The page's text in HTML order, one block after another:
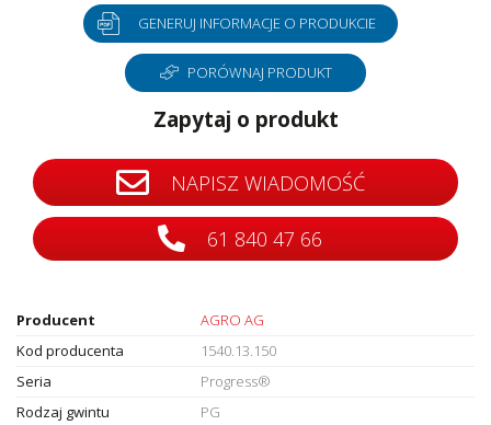
GENERUJ INFORMACJE O PRODUKCIE
PORÓWNAJ PRODUKT
Zapytaj o produkt
NAPISZ WIADOMOŚĆ
61 840 47 66
Producent
AGRO AG
Kod producenta
1540.13.150
Seria
Progress®
Rodzaj gwintu
PG